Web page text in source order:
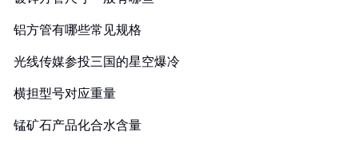
铝方管有哪些常见规格
光线传媒参投三国的星空爆冷
横担型号对应重量
锰矿石产品化合水含量